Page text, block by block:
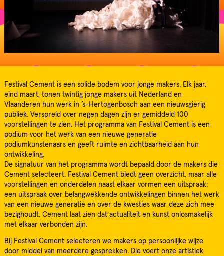
Festival Cement is een solide bodem voor jonge makers. Elk jaar,
eind maart, tonen twintig jonge makers uit Nederland en
Vlaanderen hun werk in ’s-Hertogenbosch aan een nieuwsgierig
publiek. Verspreid over negen dagen zijn er gemiddeld 100
voorstellingen te zien. Het programma van Festival Cement is een
podium voor het werk van een nieuwe generatie
podiumkunstenaars en geeft ruimte en zichtbaarheid aan hun
ontwikkeling.
De signatuur van het programma wordt bepaald door de makers die
Cement selecteert. Festival Cement biedt geen overzicht, maar alle
voorstellingen en onderdelen naast elkaar vormen een uitspraak:
een uitspraak over belangwekkende ontwikkelingen binnen het werk
van een nieuwe generatie en over de kwesties waar deze zich mee
bezighoudt. Cement laat zien dat actualiteit en kunst onlosmakelijk
met elkaar verbonden zijn.
Bij Festival Cement selecteren we makers op persoonlijke wijze
door middel van meerdere gesprekken. Die voert onze artistiek